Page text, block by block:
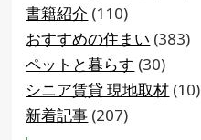
書籍紹介 (110)
おすすめの住まい (383)
ペットと暮らす (30)
シニア賃貸 現地取材 (10)
新着記事 (207)